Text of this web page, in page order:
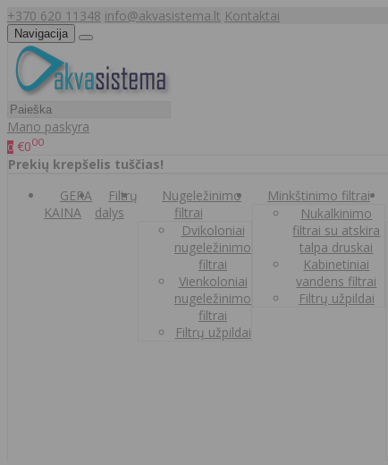
+370 620 11348 info@akvasistema.lt Kontaktai
Navigacija
Mano paskyra
0 €000
Prekių krepšelis tuščias!
GERA
KAINA
Filtrų
dalys
Nugeležinimo
filtrai
Dvikoloniai
nugeležinimo
filtrai
Vienkoloniai
nugeležinimo
filtrai
Filtrų užpildai
Minkštinimo filtrai
Nukalkinimo
filtrai su atskira
talpa druskai
Kabinetiniai
vandens filtrai
Filtrų užpildai